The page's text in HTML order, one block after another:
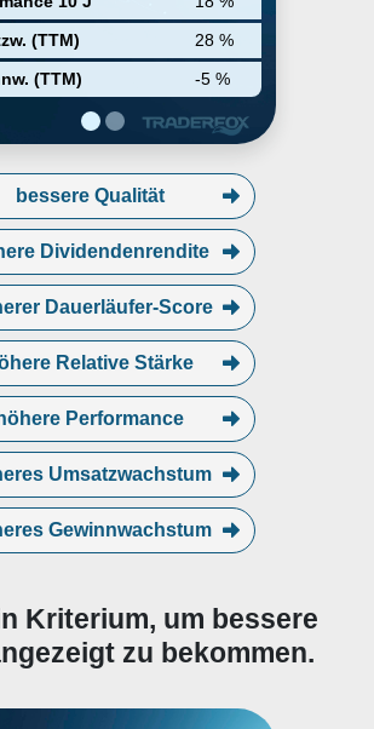
(TTM)
28 %
(TTM)
-5 %
Die Werbeeinnahmen
machen mehr als 90% der
Gesamteinnahmen aus, 50%
stammen aus den USA und
und 25% aus Europa. Mit
Bruttomarge von über 80%
Facebook mit einer Marge
bessere Qualität
Dividendenrendite
Dauerläufer-Score
Relative Stärke
höhere Performance
Umsatzwachstum
Gewinnwachstum
Kriterium, um bessere
zu bekommen.